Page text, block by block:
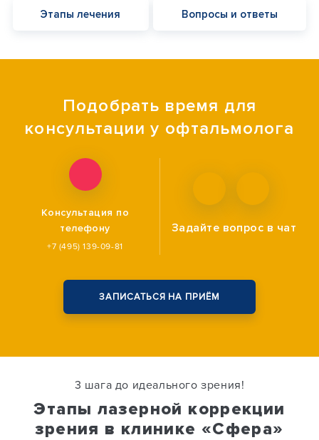
Этапы лечения Вопросы и ответы
Подобрать время для
консультации у офтальмолога
Консультация по
телефону
+7 (495) 139-09-81
Задайте вопрос в чат
ЗАПИСАТЬСЯ НА ПРИЁМ
3 шага до идеального зрения!
Этапы лазерной коррекции
зрения в клинике «Сфера»